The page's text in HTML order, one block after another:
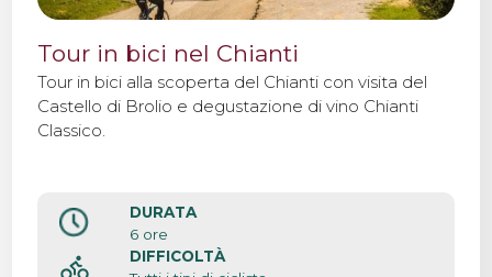
Tour in bici nel Chianti
Tour in bici alla scoperta del Chianti con visita del
Castello di Brolio e degustazione di vino Chianti
Classico.
DURATA
6 ore
DIFFICOLTÀ